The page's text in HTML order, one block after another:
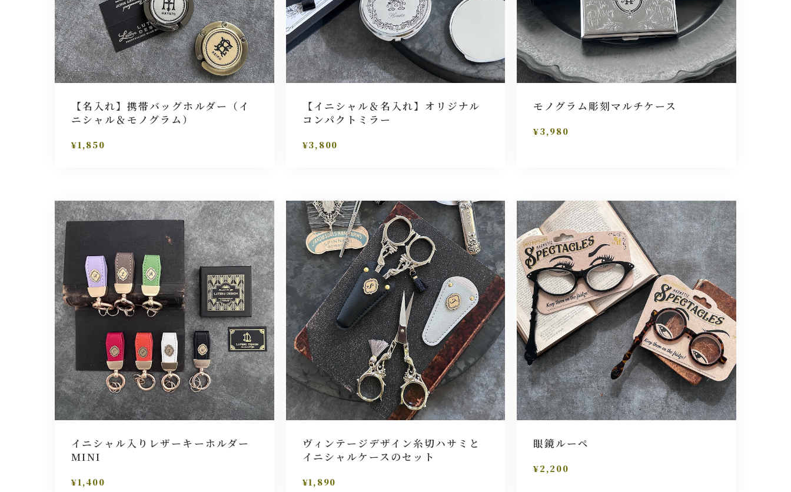
【名入れ】携帯バッグホルダー（イ
ニシャル＆モノグラム）
¥1,850
【イニシャル＆名入れ】オリジナル
コンパクトミラー
¥3,800
モノグラム彫刻マルチケース
¥3,980
イニシャル入りレザーキーホルダー
MINI
¥1,400
ヴィンテージデザイン糸切ハサミと
イニシャルケースのセット
¥1,890
眼鏡ルーペ
¥2,200